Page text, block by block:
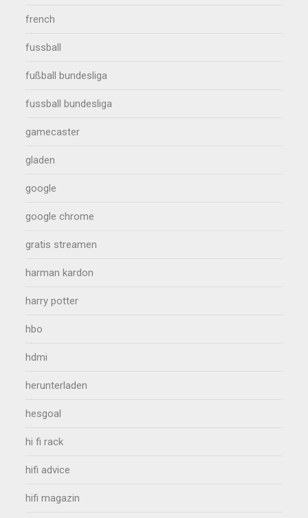
french
fussball
fußball bundesliga
fussball bundesliga
gamecaster
gladen
google
google chrome
gratis streamen
harman kardon
harry potter
hbo
hdmi
herunterladen
hesgoal
hi fi rack
hifi advice
hifi magazin